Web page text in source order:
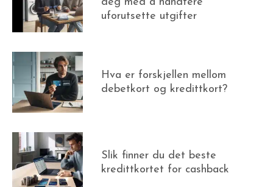
uforutsette utgifter
Hva er forskjellen mellom
debetkort og kredittkort?
Slik finner du det beste
kredittkortet for cashback